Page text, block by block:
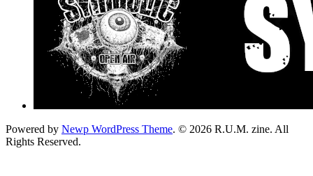
Powered by Newp WordPress Theme. © 2026 R.U.M. zine. All
Rights Reserved.